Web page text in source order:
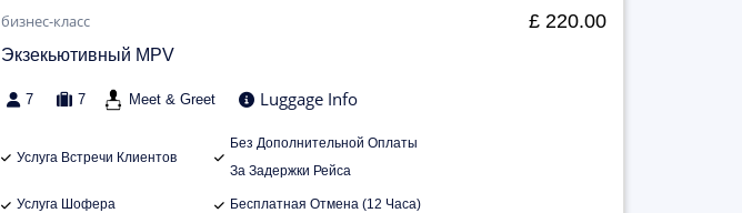
бизнес-класс
Экзекьютивный MPV
7 7 Meet & Greet Luggage Info
Услуга Встречи Клиентов
Без Дополнительной Оплаты
За Задержки Рейса
Услуга Шофера Бесплатная Отмена (12 Часа)
£ 220.00